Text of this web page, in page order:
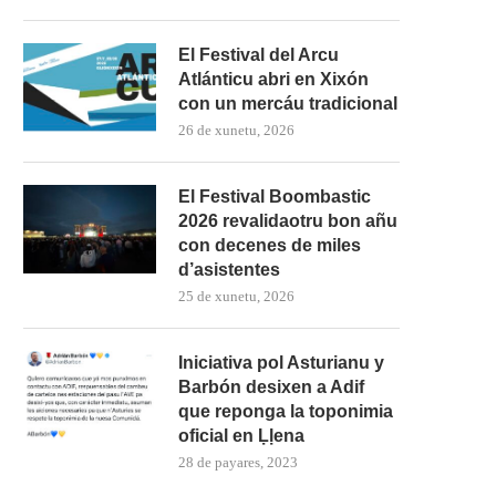
El Festival del Arcu
Atlánticu abri en Xixón
con un mercáu tradicional
26 de xunetu, 2026
El Festival Boombastic
2026 revalidaotru bon añu
con decenes de miles
d’asistentes
25 de xunetu, 2026
Iniciativa pol Asturianu y
Barbón desixen a Adif
que reponga la toponimia
oficial en Ḷḷena
28 de payares, 2023